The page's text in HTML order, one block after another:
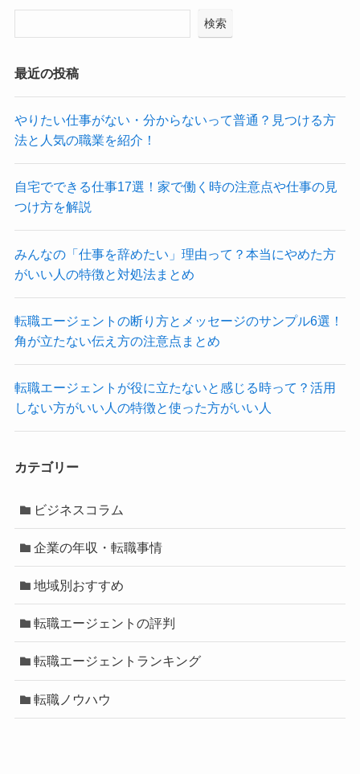
検索
最近の投稿
やりたい仕事がない・分からないって普通？見つける方
法と人気の職業を紹介！
自宅でできる仕事17選！家で働く時の注意点や仕事の見
つけ方を解説
みんなの「仕事を辞めたい」理由って？本当にやめた方
がいい人の特徴と対処法まとめ
転職エージェントの断り方とメッセージのサンプル6選！
角が立たない伝え方の注意点まとめ
転職エージェントが役に立たないと感じる時って？活用
しない方がいい人の特徴と使った方がいい人
カテゴリー
ビジネスコラム
企業の年収・転職事情
地域別おすすめ
転職エージェントの評判
転職エージェントランキング
転職ノウハウ